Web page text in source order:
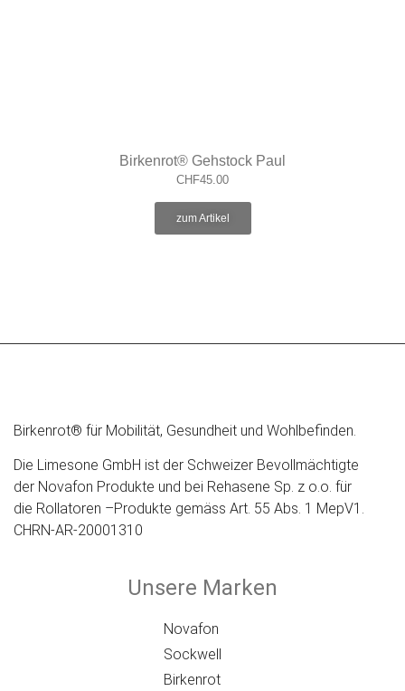
Birkenrot® Gehstock Paul
CHF45.00
zum Artikel
Birkenrot® für Mobilität, Gesundheit und Wohlbefinden.
Die Limesone GmbH ist der Schweizer Bevollmächtigte
der Novafon Produkte und bei Rehasene Sp. z o.o. für
die Rollatoren –Produkte gemäss Art. 55 Abs. 1 MepV1.
CHRN-AR-20001310
Unsere Marken
Novafon
Sockwell
Birkenrot